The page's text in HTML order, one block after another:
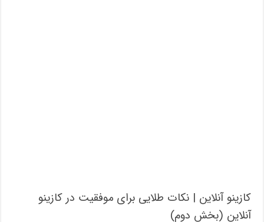
کازینو آنلاین | نکات طلایی برای موفقیت در کازینو
آنلاین (بخش دوم)